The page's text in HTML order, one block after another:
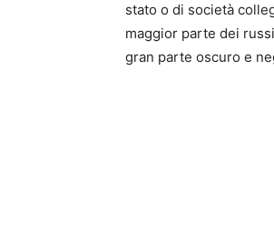
stato o di società
maggior parte dei
gran parte oscuro e